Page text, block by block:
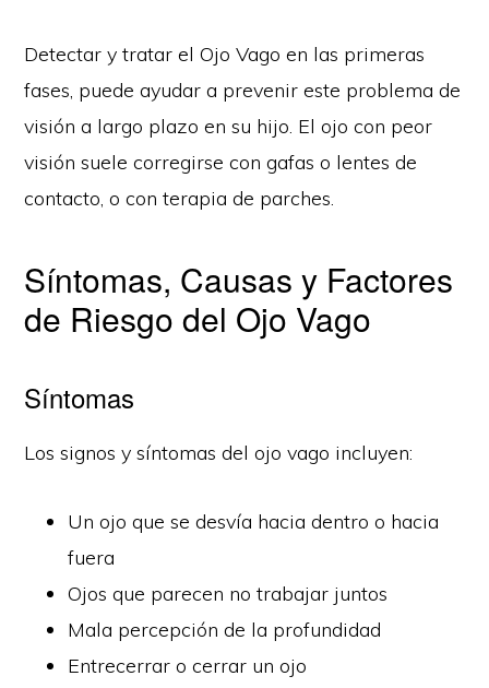
Detectar y tratar el Ojo Vago en las primeras
fases, puede ayudar a prevenir este problema de
visión a largo plazo en su hijo. El ojo con peor
visión suele corregirse con gafas o lentes de
contacto, o con terapia de parches.
Síntomas, Causas y Factores
de Riesgo del Ojo Vago
Síntomas
Los signos y síntomas del ojo vago incluyen:
Un ojo que se desvía hacia dentro o hacia
fuera
Ojos que parecen no trabajar juntos
Mala percepción de la profundidad
Entrecerrar o cerrar un ojo